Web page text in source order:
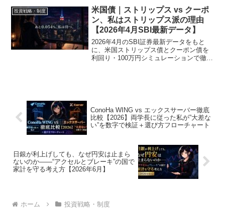
投資戦略・制度
米国債｜ストリップス vs クーポ
ン、私はストリップス派の理由
【2026年4月SBI最新データ】
2026年4月のSBI証券最新データをもと
に、米国ストリップス債とクーポン債を
利回り・100万円シミュレーションで徹底
ConoHa WING vs エックスサーバー徹底
比較【2026】両学長に従った私が”大差な
い”を数字で検証＋選び方フローチャート
日銀が利上げしても、なぜ円安は止まら
ないのか——“アクセルとブレーキ”の国で
家計を守る考え方【2026年6月】
ホーム 投資戦略・制度